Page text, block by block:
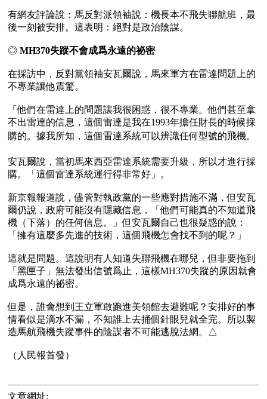
有網友評論說：馬反對派領袖說：機長本不飛失聯航班，最
後一刻被安排。這表明：絕對是政治陰謀。
◎ MH370失蹤不會成爲永遠的祕密
在採訪中，反對黨領袖安瓦爾說，馬來軍方在雷達問題上的
不專業讓他震驚。
「他們在雷達上的問題讓我很困惑，很不專業。他們甚至拿
不出雷達的信息，這個雷達是我在1993年擔任財長的時候採
購的。據我所知，這個雷達系統可以辨識任何型號的飛機。
安瓦爾說，當初馬來西亞雷達系統需要升級，所以才進行採
購。「這個雷達系統運行得非常好」。
新京報報道說，儘管對執政黨的一些應對措施不滿，但安瓦
爾仍說，政府可能沒有隱藏信息，「他們可能真的不知道飛
機（下落）的任何信息。」但安瓦爾自己也很疑惑的說：
「擁有這麼多先進的技術，這個飛機怎會找不到的呢？」
這就是問題。這說明有人知道失聯飛機在哪兒，但非要拖到
「黑匣子」無法發出信號爲止，這樣MH370失蹤的原因就會
成爲永遠的祕密。
但是，誰會想到王立軍敢跑進美領館去避難呢？安排好的事
情看似是滴水不漏，不知誰上去捅個針眼兒就全完。所以製
造馬航飛機失蹤事件的陰謀者不可能逃脫法網。△
文章網址: